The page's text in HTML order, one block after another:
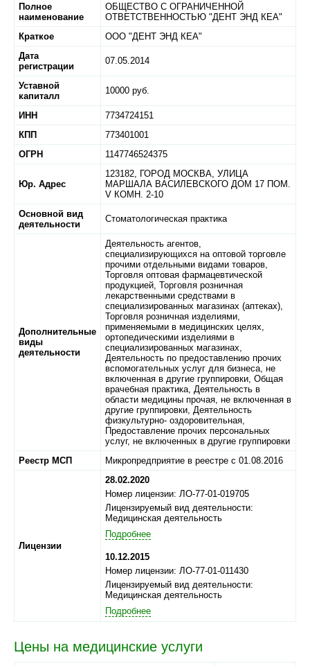
Полное
наименование
ОБЩЕСТВО С ОГРАНИЧЕННОЙ
ОТВЕТСТВЕННОСТЬЮ "ДЕНТ ЭНД КЕА"
Краткое
ООО "ДЕНТ ЭНД КЕА"
Дата
регистрации
07.05.2014
Уставной
капиталл
10000 руб.
ИНН
7734724151
КПП
773401001
ОГРН
1147746524375
Юр. Адрес
123182, ГОРОД МОСКВА, УЛИЦА
МАРШАЛА ВАСИЛЕВСКОГО ДОМ 17 ПОМ.
V КОМН. 2-10
Основной вид
деятельности
Стоматологическая практика
Дополнительные
виды
деятельности
Деятельность агентов,
специализирующихся на оптовой торговле
прочими отдельными видами товаров,
Торговля оптовая фармацевтической
продукцией, Торговля розничная
лекарственными средствами в
специализированных магазинах (аптеках),
Торговля розничная изделиями,
применяемыми в медицинских целях,
ортопедическими изделиями в
специализированных магазинах,
Деятельность по предоставлению прочих
вспомогательных услуг для бизнеса, не
включенная в другие группировки, Общая
врачебная практика, Деятельность в
области медицины прочая, не включенная в
другие группировки, Деятельность
физкультурно- оздоровительная,
Предоставление прочих персональных
услуг, не включенных в другие группировки
Реестр МСП
Микропредприятие в реестре с 01.08.2016
Лицензии
28.02.2020
Номер лицензии: ЛО-77-01-019705
Лицензируемый вид деятельности:
Медицинская деятельность
Подробнее
10.12.2015
Номер лицензии: ЛО-77-01-011430
Лицензируемый вид деятельности:
Медицинская деятельность
Подробнее
Цены на медицинские услуги